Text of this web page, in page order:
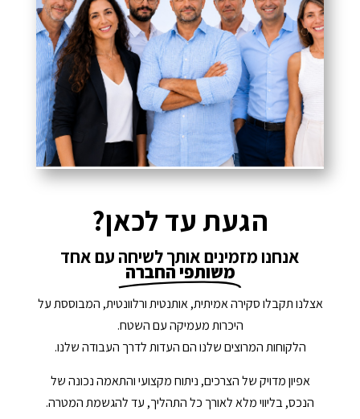
הגעת עד לכאן?
אנחנו מזמינים אותך לשיחה עם אחד
משותפי החברה
אצלנו תקבלו סקירה אמיתית, אותנטית ורלוונטית, המבוססת על
היכרות מעמיקה עם השטח.
הלקוחות המרוצים שלנו הם העדות לדרך העבודה שלנו.
אפיון מדויק של הצרכים, ניתוח מקצועי והתאמה נכונה של
הנכס, בליווי מלא לאורך כל התהליך, עד להגשמת המטרה.